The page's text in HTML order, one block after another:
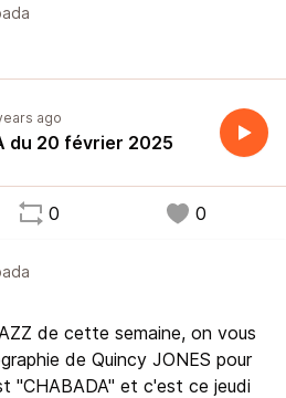
ago
du 20 février 2025
0 0
de cette semaine, on vous
de Quincy JONES pour
"CHABADA" et c'est ce jeudi